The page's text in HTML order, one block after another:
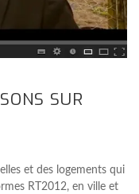
SUR
et des logements qui
RT2012, en ville et